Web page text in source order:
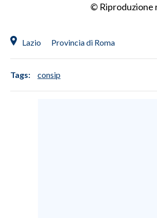
© Riproduzione
Lazio Provincia di Roma
Tags: consip